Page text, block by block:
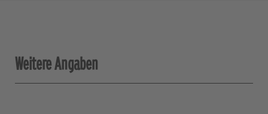
Weitere Angaben